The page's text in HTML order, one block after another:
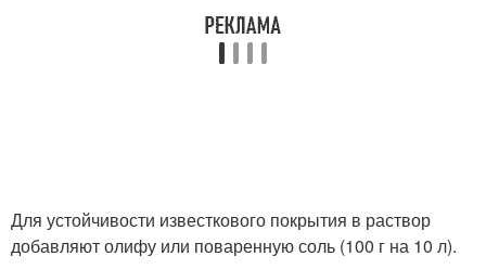
Для устойчивости известкового покрытия в раствор
добавляют олифу или поваренную соль (100 г на 10 л).